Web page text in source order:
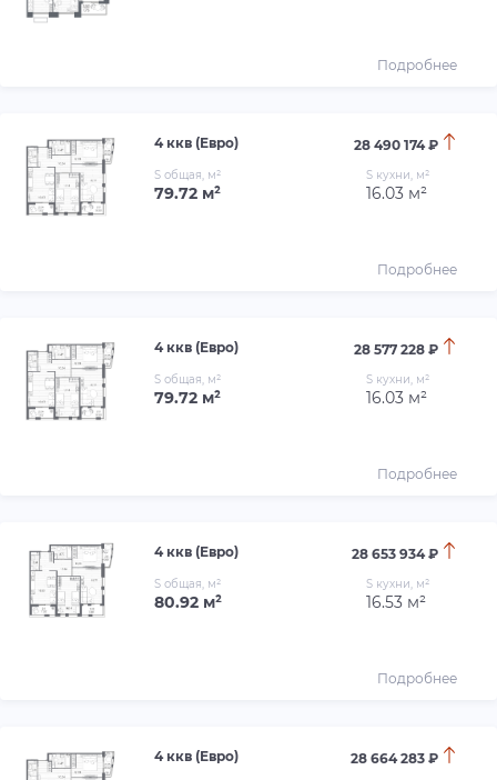
Подробнее
4 ккв (Евро) 28 490 174 ₽
S общая, м²
79.72 м²
S кухни, м²
16.03 м²
Подробнее
4 ккв (Евро) 28 577 228 ₽
S общая, м²
79.72 м²
S кухни, м²
16.03 м²
Подробнее
4 ккв (Евро) 28 653 934 ₽
S общая, м²
80.92 м²
S кухни, м²
16.53 м²
Подробнее
4 ккв (Евро) 28 664 283 ₽